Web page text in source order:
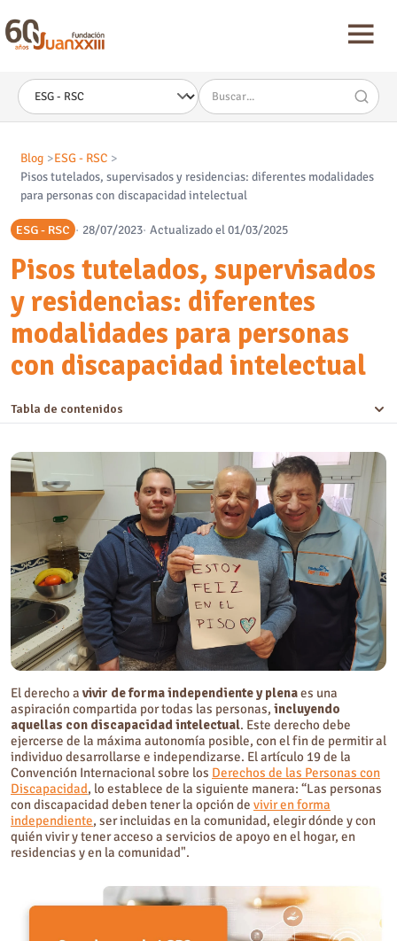
este
sitio
incluye
sistema
accesibilidad.
Blog
ESG - RSC
Pisos tutelados, supervisados y residencias: diferentes modalidades
para personas con discapacidad intelectual
ESG - RSC 28/07/2023 Actualizado el 01/03/2025
Pisos tutelados, supervisados
y residencias: diferentes
modalidades para personas
con discapacidad intelectual
Tabla de contenidos
Pisos tutelados para personas con discapacidad
Pisos supervisados para personas con discapacidad
El derecho a vivir de forma independiente y plenaes una
aspiración compartida por todas las personas, incluyendo
aquellas con discapacidad intelectual. Este derecho debe
ejercerse de la máxima autonomía posible, con el fin de permitir al
individuo desarrollarse e independizarse. El artículo 19 de la
Convención Internacional sobre los Derechos de las Personas con
Discapacidad, lo establece de la siguiente manera: “Las personas
con discapacidad deben tener la opción de vivir en forma
independiente, ser incluidas en la comunidad, elegir dónde y con
quién vivir y tener acceso a servicios de apoyo en el hogar, en
residencias y en la comunidad".